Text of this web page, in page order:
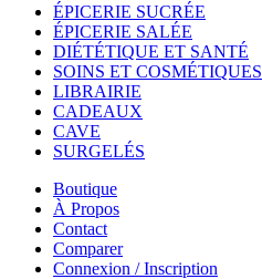
ÉPICERIE SUCRÉE
ÉPICERIE SALÉE
DIÉTÉTIQUE ET SANTÉ
SOINS ET COSMÉTIQUES
LIBRAIRIE
CADEAUX
CAVE
SURGELÉS
Boutique
À Propos
Contact
Comparer
Connexion / Inscription